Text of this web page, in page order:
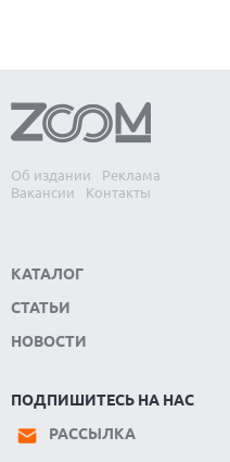
Об издании
Реклама
Вакансии
Контакты
КАТАЛОГ
СТАТЬИ
НОВОСТИ
ПОДПИШИТЕСЬ НА НАС
РАССЫЛКА